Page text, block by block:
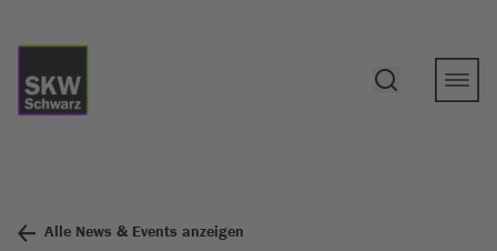
Alle News & Events anzeigen